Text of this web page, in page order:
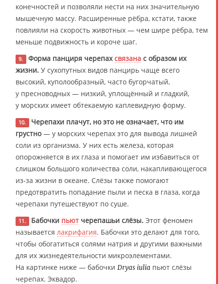
конечностей и позволяли нести на них значительную
мышечную массу. Расширенные рёбра, кстати, также
повлияли на скорость животных — чем шире рёбра, тем
меньше подвижность и короче шаг.
9. Форма панциря черепахсвязанас образом их
жизни. У сухопутных видов панцирь чаще всего
высокий, куполообразный, часто бугорчатый,
у пресноводных — низкий, уплощённый и гладкий,
у морских имеет обтекаемую каплевидную форму.
10.
Черепахи плачут, но это не означает, что им
грустно— у морских черепах это для вывода лишней
соли из организма. У них есть железа, которая
опорожняется в их глаза и помогает им избавиться от
слишком большого количества соли, накапливающегося
из-за жизни в океане. Слёзы также помогают
предотвратить попадание пыли и песка в глаза, когда
черепахи путешествуют по суше.
11. Бабочки пьютчерепашьи слёзы.Этот феномен
называется лакрифагия. Бабочки это делают для того,
чтобы обогатиться солями натрия и другими важными
для их жизнедеятельности микроэлементами.
На картинке ниже — бабочки Dryas iulia пьют слёзы
черепах. Эквадор.